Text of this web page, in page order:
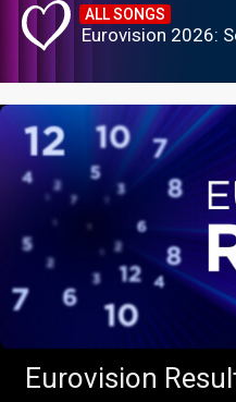
ALL SONGS
Eurovision 2026:
Eurovision